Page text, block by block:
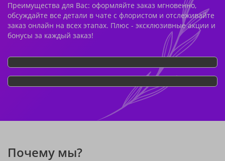
Преимущества для Вас: оформляйте заказ мгновенно,
обсуждайте все детали в чате с флористом и отслеживайте
заказ онлайн на всех этапах. Плюс - эксклюзивные акции и
бонусы за каждый заказ!
Почему мы?